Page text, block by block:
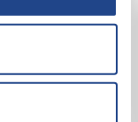
165